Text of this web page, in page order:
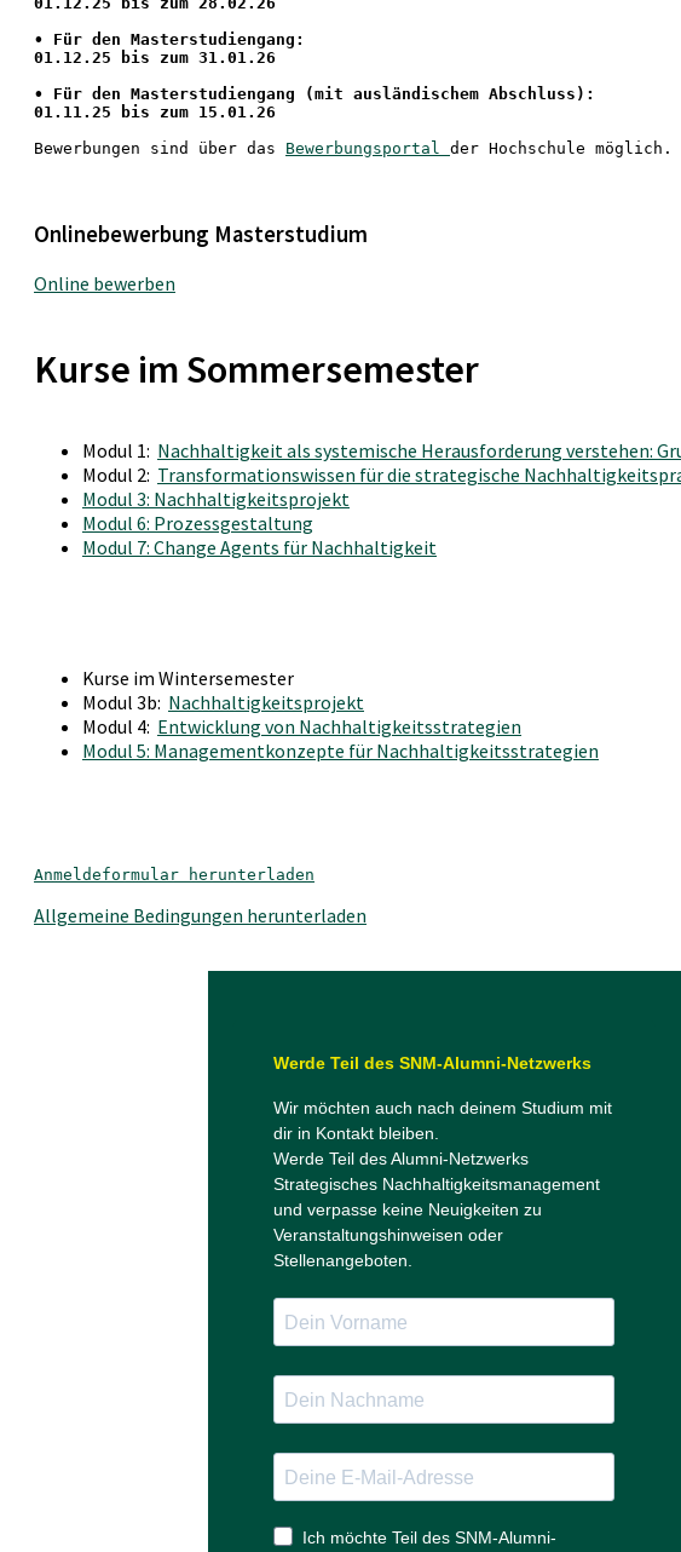
• Für den Masterstudiengang:
01.12.25 bis zum 31.01.26
• Für den Masterstudiengang (mit ausländischem Abschluss):
01.11.25 bis zum 15.01.26
Bewerbungen sind über das Bewerbungsportal der Hochschule
Onlinebewerbung Masterstudium
Online bewerben
Kurse im Sommersemester
Modul 1: Nachhaltigkeit als systemische Herausforderung verstehen:
Modul 2: Transformationswissen für die strategische
Modul 3: Nachhaltigkeitsprojekt
Modul 6: Prozessgestaltung
Modul 7: Change Agents für Nachhaltigkeit
Kurse im Wintersemester
Modul 3b: Nachhaltigkeitsprojekt
Modul 4: Entwicklung von Nachhaltigkeitsstrategien
Modul 5: Managementkonzepte für Nachhaltigkeitsstrategien
Anmeldeformular herunterladen
Allgemeine Bedingungen herunterladen